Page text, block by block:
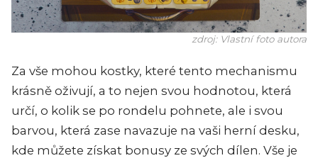
zdroj: Vlastní foto autora
Za vše mohou kostky, které tento mechanismu
krásně oživují, a to nejen svou hodnotou, která
určí, o kolik se po rondelu pohnete, ale i svou
barvou, která zase navazuje na vaši herní desku,
kde můžete získat bonusy ze svých dílen. Vše je